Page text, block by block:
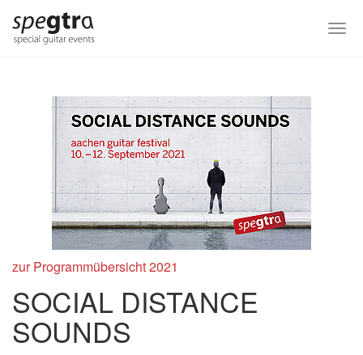
main
zur Programmübersicht 2021
SOCIAL DISTANCE
SOUNDS